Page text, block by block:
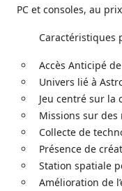
PC et consoles, au
Caractéristiques
Accès Anticipé de
Univers lié à
Jeu centré sur la
Missions sur
Collecte de
Présence de
Station spatiale
Amélioration de